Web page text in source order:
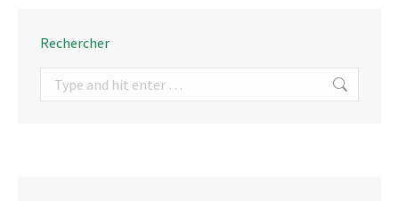
Rechercher
Search: